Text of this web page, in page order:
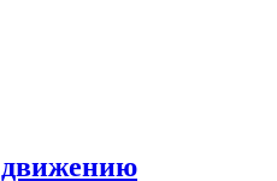
движению